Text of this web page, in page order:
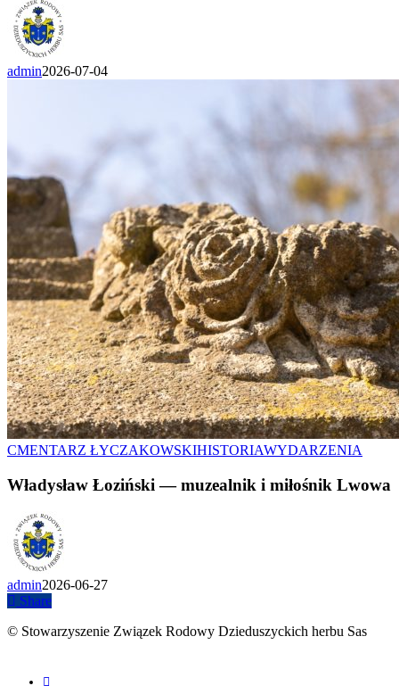
admin2026-07-04
CMENTARZ ŁYCZAKOWSKIHISTORIAWYDARZENIA
Władysław Łoziński — muzealnik i miłośnik Lwowa
admin2026-06-27
Share
© Stowarzyszenie Związek Rodowy Dzieduszyckich herbu Sas
facebook